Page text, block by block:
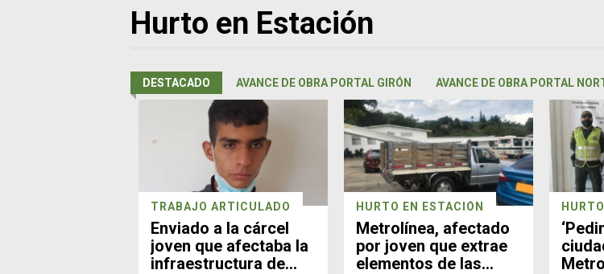
Hurto en Estación
DESTACADO AVANCE DE OBRA PORTAL GIRÓN AVANCE DE OBRA PORTAL
TRABAJO ARTICULADO
Enviado a la cárcel
joven que afectaba la
infraestructura de
HURTO EN ESTACIÓN
Metrolínea, afectado
por joven que extrae
elementos de las